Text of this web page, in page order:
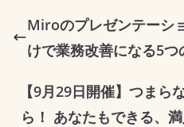
i
n
k
b
o
o
k
Miroのプレゼンテーシ
けで業務改善になる5つ
【9月29日開催】つまら
ら！ あなたもできる、